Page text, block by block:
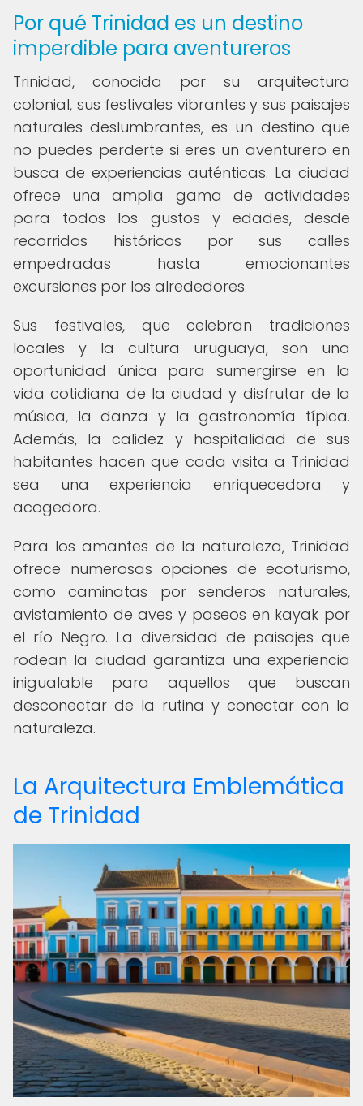
Por qué Trinidad es un destino
imperdible para aventureros
Trinidad, conocida por su arquitectura
colonial, sus festivales vibrantes y sus paisajes
naturales deslumbrantes, es un destino que
no puedes perderte si eres un aventurero en
busca de experiencias auténticas. La ciudad
ofrece una amplia gama de actividades
para todos los gustos y edades, desde
recorridos históricos por sus calles
empedradas hasta emocionantes
excursiones por los alrededores.
Sus festivales, que celebran tradiciones
locales y la cultura uruguaya, son una
oportunidad única para sumergirse en la
vida cotidiana de la ciudad y disfrutar de la
música, la danza y la gastronomía típica.
Además, la calidez y hospitalidad de sus
habitantes hacen que cada visita a Trinidad
sea una experiencia enriquecedora y
acogedora.
Para los amantes de la naturaleza, Trinidad
ofrece numerosas opciones de ecoturismo,
como caminatas por senderos naturales,
avistamiento de aves y paseos en kayak por
el río Negro. La diversidad de paisajes que
rodean la ciudad garantiza una experiencia
inigualable para aquellos que buscan
desconectar de la rutina y conectar con la
naturaleza.
La Arquitectura Emblemática
de Trinidad